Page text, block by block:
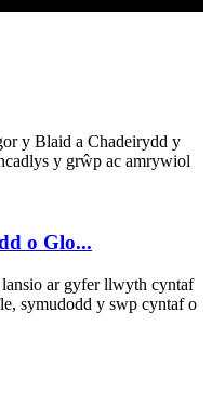
y Blaid a Chadeirydd y
y grŵp ac amrywiol
o Glo...
ar gyfer llwyth cyntaf
symudodd y swp cyntaf o